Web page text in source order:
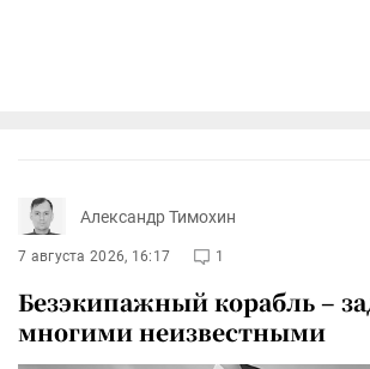
Александр Тимохин
7 августа 2026, 16:17 1
Безэкипажный корабль –
многими неизвестными